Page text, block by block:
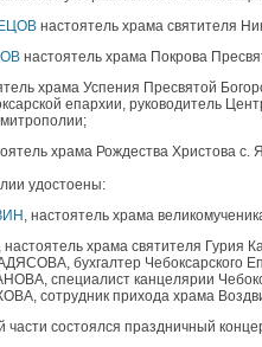
настоятель храма святителя
настоятель храма Покрова
храма Успения Пресвятой
епархии, руководитель
митрополии;
храма Рождества Христова с.
удостоены:
, настоятель храма
, настоятель храма святителя Гурия
бухгалтер Чебоксарского
специалист канцелярии
сотрудник прихода храма
состоялся праздничный